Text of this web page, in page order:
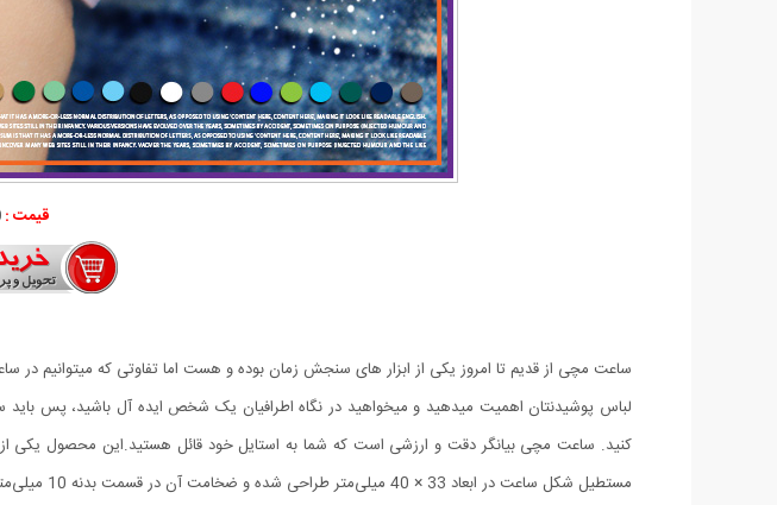
قیمت :
ساعت مچی از قدیم تا امروز یکی از ابزار های سنجش زمان بوده و هست اما تفاوتی که
لباس پوشیدنتان اهمیت میدهید و میخواهید در نگاه اطرافیان یک شخص ایده آل باشید، پس
کنید. ساعت مچی بیانگر دقت و ارزشی است که شما به استایل خود قائل هستید.این محصول
مستطیل